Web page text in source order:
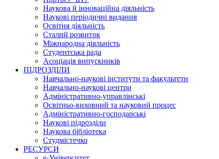
Наукова й інноваційна діяльність
Наукові періодичні видання
Освітня діяльність
Сталий розвиток
Міжнародна діяльність
Студентська рада
Асоціація випускників
ПІДРОЗДІЛИ
Навчально-наукові інститути та факультети
Навчально-наукові центри
Адміністративно-управлінські
Освітньо-виховний та науковий процес
Адміністративно-господарські
Наукові підрозділи
Наукова бібліотека
Студмістечко
РЕСУРСИ